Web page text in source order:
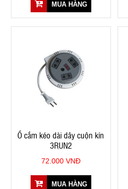
MUA HÀNG
Ổ cắm kéo dài dây cuộn kín
3RUN2
72.000 VNĐ
MUA HÀNG